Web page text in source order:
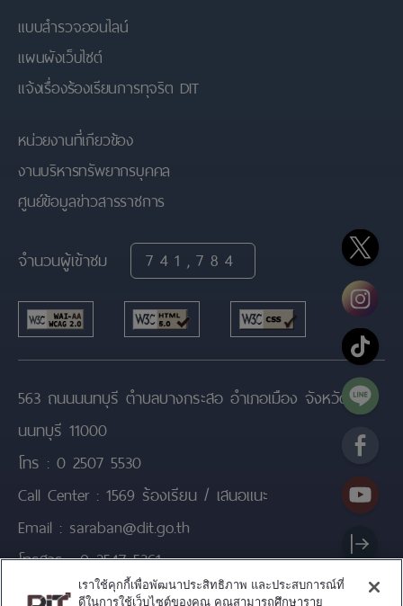
แบบสำรวจออนไลน์
แผนผังเว็บไซต์
แจ้งเรื่องร้องเรียนการทุจริต DIT
หน่วยงานที่เกียวข้อง
งานบริหารทรัพยากรบุคคล
ศูนย์ข้อมูลข่าวสารราชการ
จำนวนผู้เข้าชม 741,784
563 ถนนนนทบุรี ตำบลบางกระสอ อำเภอเมือง จังหวัด
นนทบุรี 11000
โทร : 0 2507 5530
Call Center : 1569 ร้องเรียน / เสนอแนะ
Email : saraban@dit.go.th
โทรสาร :0 2547 5361
เราใช้คุกกี้เพื่อพัฒนาประสิทธิภาพ และประสบการณ์ที่
ดีในการใช้เว็บไซต์ของคุณ คุณสามารถศึกษาราย